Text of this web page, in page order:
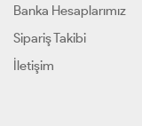
Banka Hesaplarımız
Sipariş Takibi
İletişim